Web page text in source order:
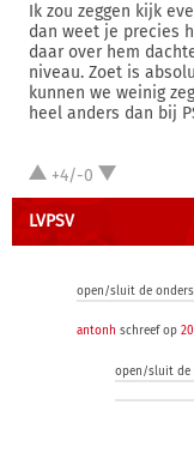
Ik zou zeggen kijk
dan weet je precies
daar over hem
niveau. Zoet is
kunnen we weinig
heel anders dan bij
+4/-0
LVPSV
open/sluit de
antonh schreef op
open/sluit de